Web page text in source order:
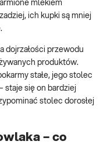
mlekiem
ich kupki są mniej
dojrzałości przewodu
produktów.
stałe, jego stolec
staje się on bardziej
stolec dorosłej
– co